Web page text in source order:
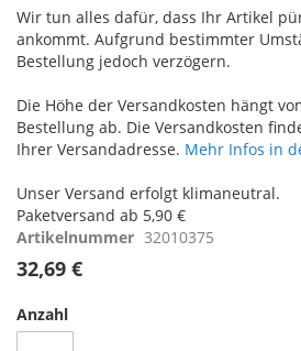
Wir tun alles dafür, dass Ihr Artikel
ankommt. Aufgrund bestimmter
Bestellung jedoch verzögern.
Die Höhe der Versandkosten hängt
Bestellung ab. Die Versandkosten
Ihrer Versandadresse. Mehr Infos in
Unser Versand erfolgt klimaneutral.
Paketversand ab 5,90 €
Artikelnummer 32010375
32,69 €
Anzahl